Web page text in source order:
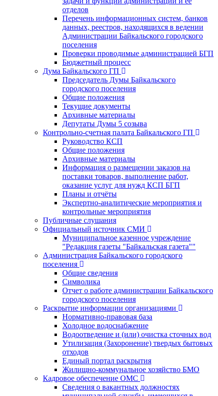
отделов
Перечень информационных систем, банков
данных, реестров, находящихся в ведении
Администрации Байкальского городского
поселения
Проверки проводимые администрацией БГП
Бюджетный процесс
Дума Байкальского ГП
Председатель Думы Байкальского
городского поселения
Общие положения
Текущие документы
Архивные материалы
Депутаты Думы 5 созыва
Контрольно-счетная палата Байкальского ГП
Руководство КСП
Общие положения
Архивные материалы
Информация о размещении заказов на
поставки товаров, выполнение работ,
оказание услуг для нужд КСП БГП
Планы и отчёты
Экспертно-аналитические мероприятия и
контрольные мероприятия
Публичные слушания
Официальный источник СМИ
Муниципальное казенное учреждение
"Редакция газеты "Байкальская газета""
Администрация Байкальского городского
поселения
Общие сведения
Символика
Отчет о работе администрации Байкальского
городского поселения
Раскрытие информации организациями
Нормативно-правовая база
Холодное водоснабжение
Водоотведение и (или) очистка сточных вод
Утилизация (Захоронение) твердых бытовых
отходов
Единый портал раскрытия
Жилищно-коммунальное хозяйство БМО
Кадровое обеспечение ОМС
Сведения о вакантных должностях